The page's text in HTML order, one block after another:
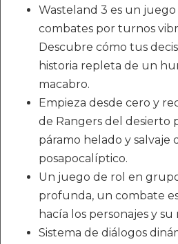
Wasteland 3 es un
combates por turnos
Descubre cómo tus
historia repleta de un
macabro.
Empieza desde cero y
de Rangers del desierto
páramo helado y salvaje
posapocalíptico.
Un juego de rol en
profunda, un combate
hacía los personajes y
Sistema de diálogos